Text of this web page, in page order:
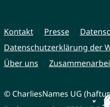
Kontakt Presse
Datenschutzerklärung der
Über uns
© CharliesNames UG